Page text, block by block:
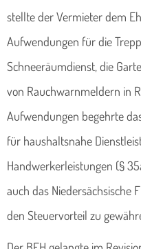
stellte der Vermieter dem
Aufwendungen für die
Schneeräumdienst, die
von Rauchwarnmeldern in
Aufwendungen begehrte
für haushaltsnahe
Handwerkerleistungen (§
auch das Niedersächsische
den Steuervorteil zu